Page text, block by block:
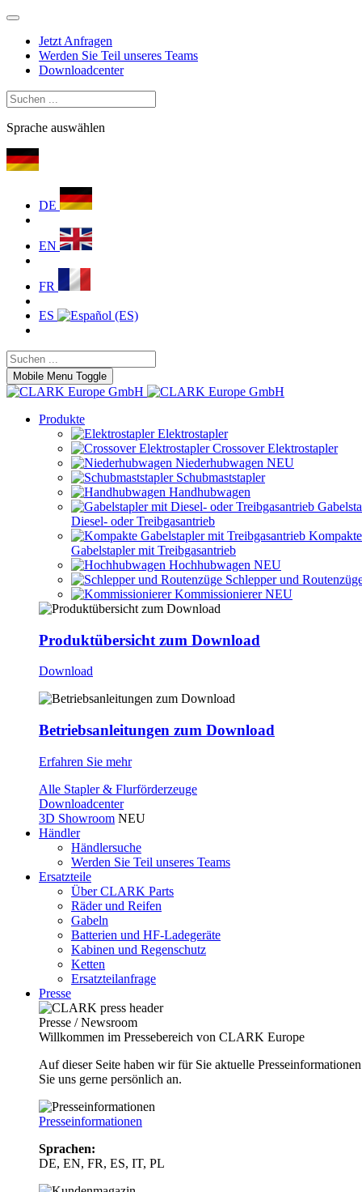
Jetzt Anfragen
Werden Sie Teil unseres Teams
Downloadcenter
Sprache auswählen
DE
EN
FR
ES
Mobile Menu Toggle
Produkte
Elektrostapler
Crossover Elektrostapler
Niederhubwagen NEU
Schubmaststapler
Handhubwagen
Diesel- oder Treibgasantrieb
Kompakte
Gabelstapler mit Treibgasantrieb
Hochhubwagen NEU
Schlepper und
Kommissionierer NEU
Produktübersicht zum Download
Download
Betriebsanleitungen zum Download
Erfahren Sie mehr
Alle Stapler & Flurförderzeuge
Downloadcenter
3D Showroom NEU
Händler
Händlersuche
Werden Sie Teil unseres Teams
Ersatzteile
Über CLARK Parts
Räder und Reifen
Gabeln
Batterien und HF-Ladegeräte
Kabinen und Regenschutz
Ketten
Ersatzteilanfrage
Presse
Presse / Newsroom
Willkommen im Pressebereich von CLARK Europe
Auf dieser Seite haben wir für Sie aktuelle
Sie uns gerne persönlich an.
Presseinformationen
Sprachen:
DE, EN, FR, ES, IT, PL